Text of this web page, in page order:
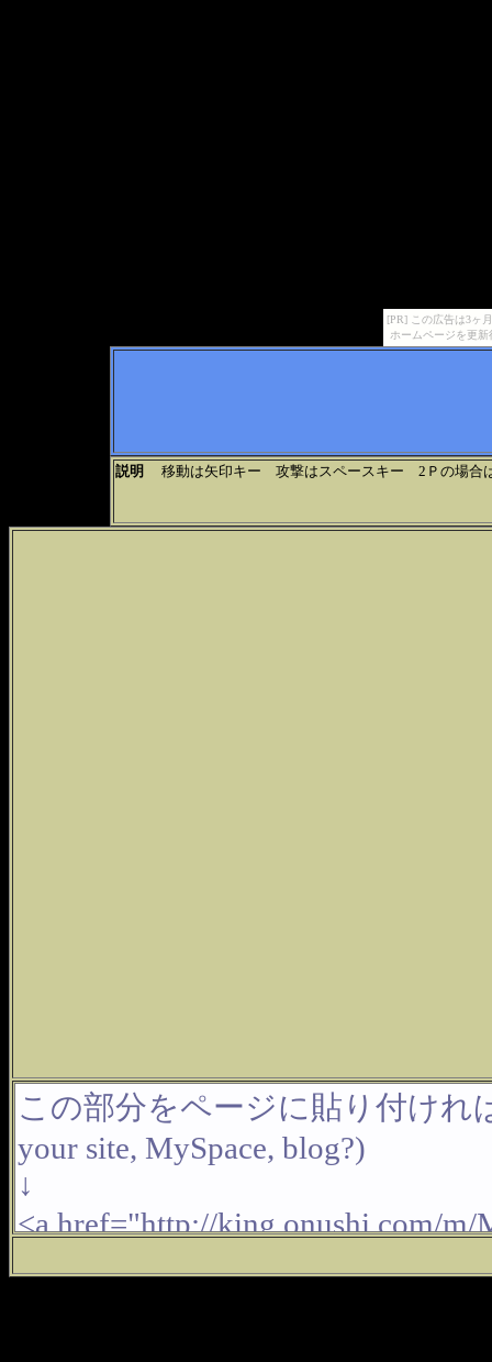
[PR] この広告は3ヶ
ホームページを更
説明 移動は矢印キー 攻撃はスペースキー 2Ｐの場合